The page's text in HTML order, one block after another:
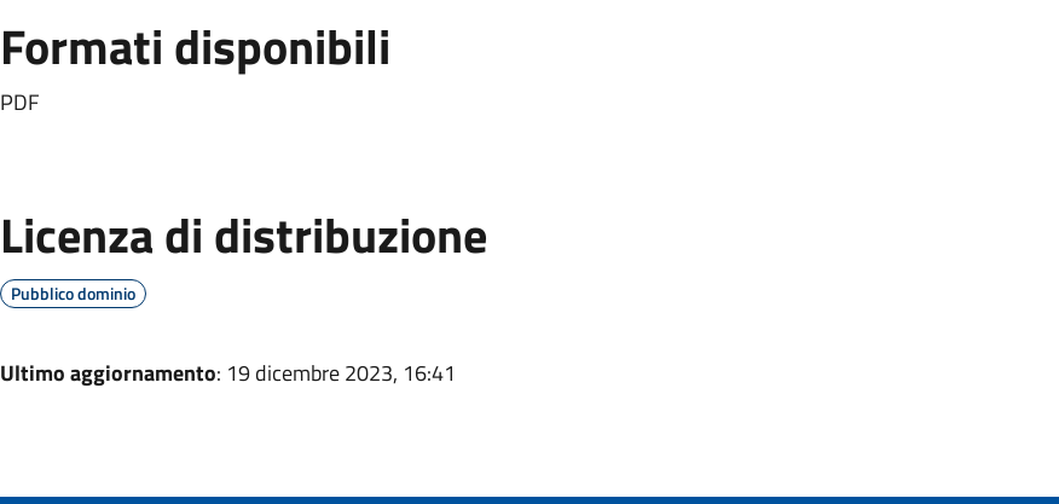
Formati disponibili
PDF
Licenza di distribuzione
Pubblico dominio
Ultimo aggiornamento: 19 dicembre 2023, 16:41